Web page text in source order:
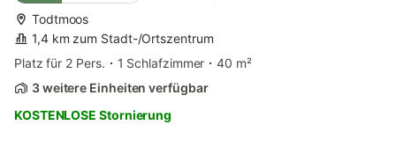
Todtmoos
1,4 km zum Stadt-/Ortszentrum
Platz für 2 Pers.
1 Schlafzimmer
40 m²
3 weitere Einheiten verfügbar
KOSTENLOSE Stornierung